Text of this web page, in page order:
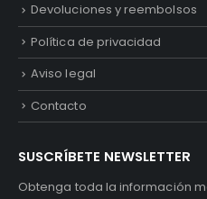
Devoluciones y reembolsos
Política de privacidad
Aviso legal
Contacto
SUSCRÍBETE NEWSLETTER
Obtenga toda la información